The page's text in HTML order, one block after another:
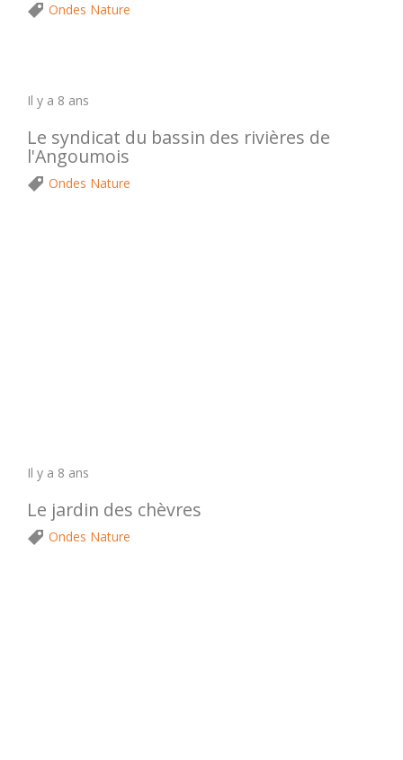
Ondes Nature
Il y a 8 ans
Le syndicat du bassin des rivières de
l'Angoumois
Ondes Nature
Il y a 8 ans
Le jardin des chèvres
Ondes Nature